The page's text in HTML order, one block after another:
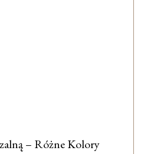
– Różne Kolory